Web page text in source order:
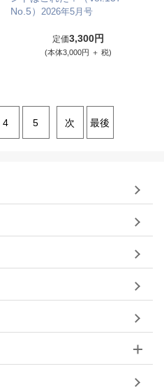
No.5） 2026年5月号
定価3,300円
(本体3,000円 ＋ 税)
4 5 次 最後